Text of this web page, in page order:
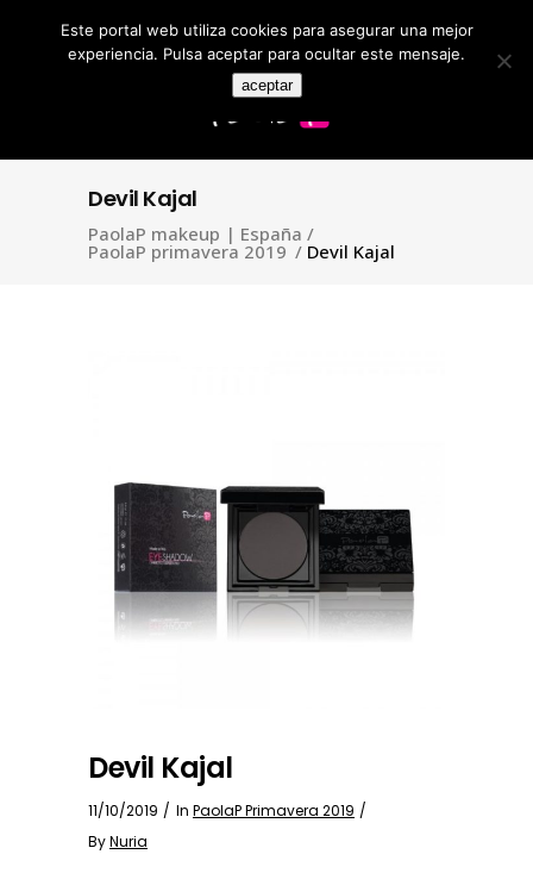
Search
for:
Devil Kajal
PaolaP makeup | España /
PaolaP primavera 2019 / Devil Kajal
Devil Kajal
11/10/2019 In PaolaP Primavera 2019
ByNuria
Este portal web utiliza cookies para asegurar una mejor
experiencia. Pulsa aceptar para ocultar este mensaje.
aceptar